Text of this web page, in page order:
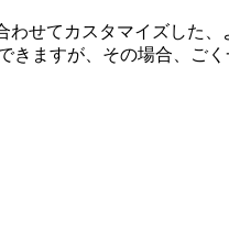
せてカスタマイズした
ますが、その場合、ご